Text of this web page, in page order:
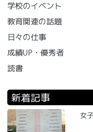
学校のイベント
教育関連の話題
日々の仕事
成績UP・優秀者
読書
新着記事
女